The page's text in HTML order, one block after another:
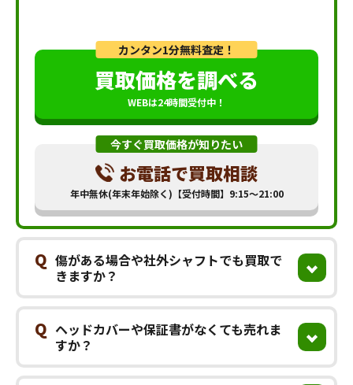
カンタン1分無料査定！
買取価格を調べる
WEBは24時間受付中！
今すぐ買取価格が知りたい
お電話で買取相談
年中無休(年末年始除く)【受付時間】9:15～21:00
Q 傷がある場合や社外シャフトでも買取で
きますか？
Q ヘッドカバーや保証書がなくても売れま
すか？